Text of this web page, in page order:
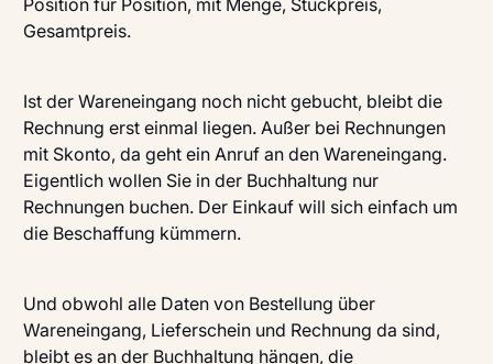
Position für Position, mit Menge, Stückpreis,
Gesamtpreis.
Ist der Wareneingang noch nicht gebucht, bleibt die
Rechnung erst einmal liegen. Außer bei Rechnungen
mit Skonto, da geht ein Anruf an den Wareneingang.
Eigentlich wollen Sie in der Buchhaltung nur
Rechnungen buchen. Der Einkauf will sich einfach um
die Beschaffung kümmern.
Und obwohl alle Daten von Bestellung über
Wareneingang, Lieferschein und Rechnung da sind,
bleibt es an der Buchhaltung hängen, die